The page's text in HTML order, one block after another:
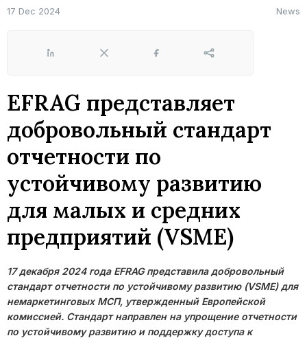
17 Dec 2024 News
LinkedIn X Facebook Share
EFRAG представляет
добровольный стандарт
отчетности по
устойчивому развитию
для малых и средних
предприятий (VSME)
17 декабря 2024 года EFRAG представила добровольный
стандарт отчетности по устойчивому развитию (VSME) для
немаркетинговых МСП, утвержденный Европейской
комиссией. Стандарт направлен на упрощение отчетности
по устойчивому развитию и поддержку доступа к